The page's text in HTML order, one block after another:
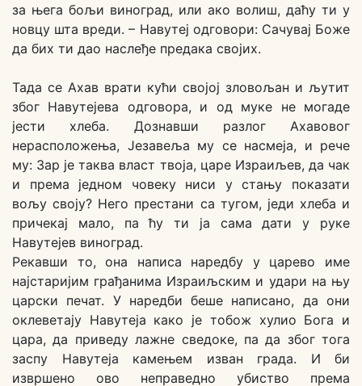
за њега бољи виноград, или ако волиш, даћу ти у
новцу шта вреди. – Навутеј одговори: Сачувај Боже
да бих ти дао наслеђе предака својих.
Тада се Ахав врати кући својој зловољан и љутит
због Навутејева одговора, и од муке не могаде
јести хлеба. Дознавши разлог Ахавовог
нерасположења, Језавеља му се насмеја, и рече
му: Зар је таква власт твоја, царе Израиљев, да чак
и према једном човеку ниси у стању показати
вољу своју? Него престани са тугом, једи хлеба и
причекај мало, па ћу ти ја сама дати у руке
Навутејев виноград.
Рекавши то, она написа наредбу у царево име
најстаријим грађанима Израиљским и удари на њу
царски печат. У наредби беше написано, да они
оклеветају Навутеја како је тобож хулио Бога и
цара, да приведу лажне сведоке, па да због тога
заспу Навутеја камењем изван града. И би
извршено ово неправедно убиство према